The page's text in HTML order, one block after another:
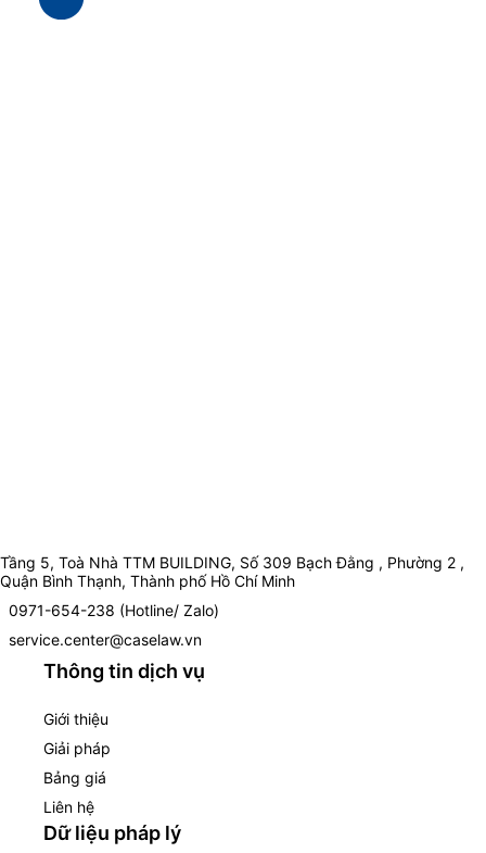
Tầng 5, Toà Nhà TTM BUILDING, Số 309 Bạch Đằng , Phường 2 ,
Quận Bình Thạnh, Thành phố Hồ Chí Minh
0971-654-238 (Hotline/ Zalo)
service.center@caselaw.vn
Thông tin dịch vụ
Giới thiệu
Giải pháp
Bảng giá
Liên hệ
Dữ liệu pháp lý